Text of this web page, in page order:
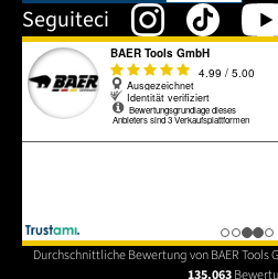
Seguiteci
Durchschnittliche Bewertung von BAER Tools
135.063